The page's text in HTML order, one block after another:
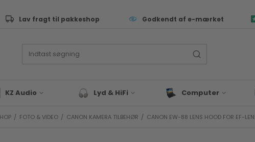
Lav fragt til pakkeshop Godkendt af e-mærket
KZ Audio
Performance
Lyd & HiFi
Lyd & Hifi tilbehør
Computer
/ FOTO & VIDEO / CANON KAMERA TILBEHØR / CANON EW-88 LENS HOOD FOR EF-